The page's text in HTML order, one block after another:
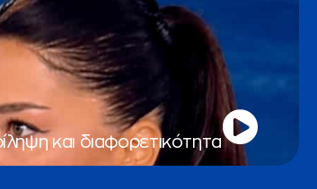
και διαφορετικότητα